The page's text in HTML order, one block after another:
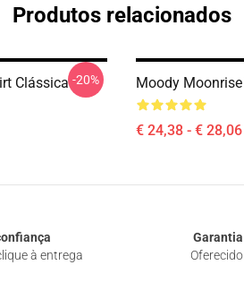
Produtos relacionados
Clássica -20% Moody
€ 24,38 - € 28,06
à entrega